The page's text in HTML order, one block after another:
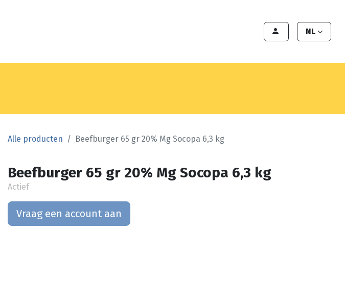
NL
Alle producten Beefburger 65 gr 20% Mg Socopa 6,3 kg
Beefburger 65 gr 20% Mg Socopa 6,3 kg
Actief
Vraag een account aan